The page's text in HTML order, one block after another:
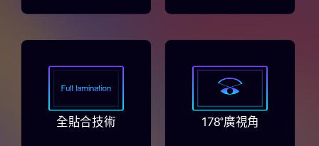
全貼合技術 178°廣視角